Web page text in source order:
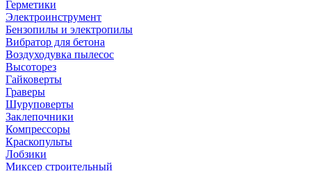
Герметики
Электроинструмент
Бензопилы и электропилы
Вибратор для бетона
Воздуходувка пылесос
Высоторез
Гайковерты
Граверы
Шуруповерты
Заклепочники
Компрессоры
Краскопульты
Лобзики
Миксер строительный